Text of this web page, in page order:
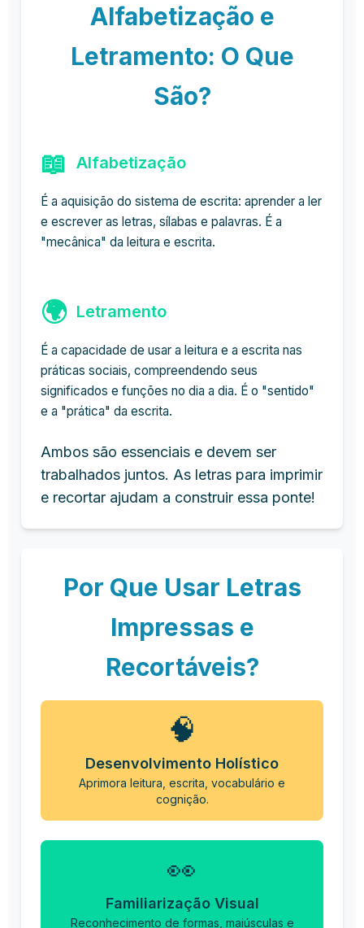
Alfabetização e
Letramento: O Que
São?
📖 Alfabetização
É a aquisição do sistema de escrita: aprender a ler
e escrever as letras, sílabas e palavras. É a
"mecânica" da leitura e escrita.
🌍 Letramento
É a capacidade de usar a leitura e a escrita nas
práticas sociais, compreendendo seus
significados e funções no dia a dia. É o "sentido"
e a "prática" da escrita.
Ambos são essenciais e devem ser
trabalhados juntos. As letras para imprimir
e recortar ajudam a construir essa ponte!
Por Que Usar Letras
Impressas e
Recortáveis?
🧠
Desenvolvimento Holístico
Aprimora leitura, escrita, vocabulário e
cognição.
👀
Familiarização Visual
Reconhecimento de formas, maiúsculas e